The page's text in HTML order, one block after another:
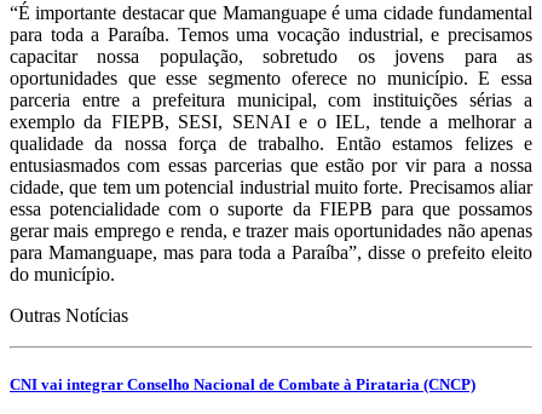
“É importante destacar que Mamanguape é uma cidade fundamental
para toda a Paraíba. Temos uma vocação industrial, e precisamos
capacitar nossa população, sobretudo os jovens para as
oportunidades que esse segmento oferece no município. E essa
parceria entre a prefeitura municipal, com instituições sérias a
exemplo da FIEPB, SESI, SENAI e o IEL, tende a melhorar a
qualidade da nossa força de trabalho. Então estamos felizes e
entusiasmados com essas parcerias que estão por vir para a nossa
cidade, que tem um potencial industrial muito forte. Precisamos aliar
essa potencialidade com o suporte da FIEPB para que possamos
gerar mais emprego e renda, e trazer mais oportunidades não apenas
para Mamanguape, mas para toda a Paraíba”, disse o prefeito eleito
do município.
Outras Notícias
CNI vai integrar Conselho Nacional de Combate à Pirataria (CNCP)